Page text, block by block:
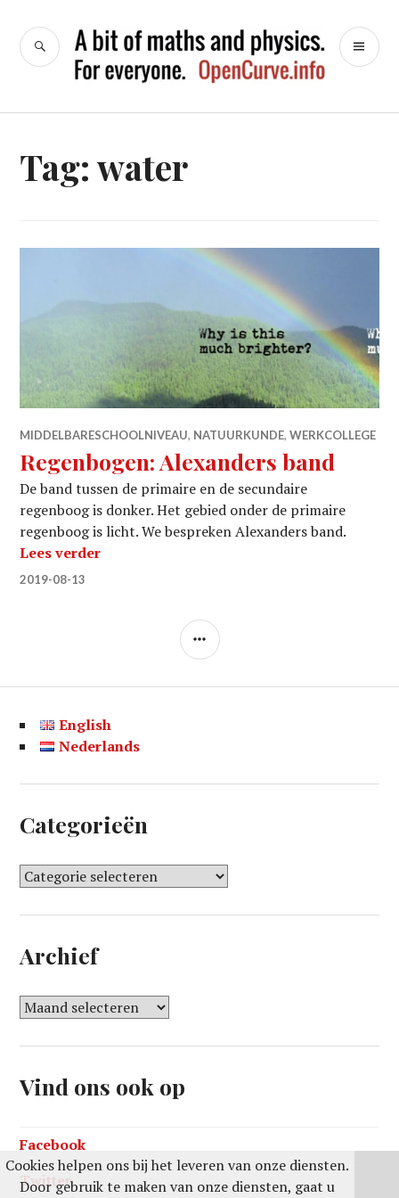
inhoud
OpenCurve
ZOEK
Tag:water
MIDDELBARESCHOOLNIVEAU, NATUURKUNDE,WERKCOLLEGE
Regenbogen: Alexanders band
De band tussen de primaire en de secundaire
regenboog is donker. Het gebied onder de primaire
regenboog is licht. We bespreken Alexanders band.
Lees verderRegenbogen: Alexanders band
2019-08-13
ZIJBALK
English
Nederlands
Categorieën
C
t
g
r
i
e
n
Archief
A
c
iVind ons ook op
Facebook
Twitter
Cookies helpen ons bij het leveren van onze diensten.
Door gebruik te maken van onze diensten, gaat u